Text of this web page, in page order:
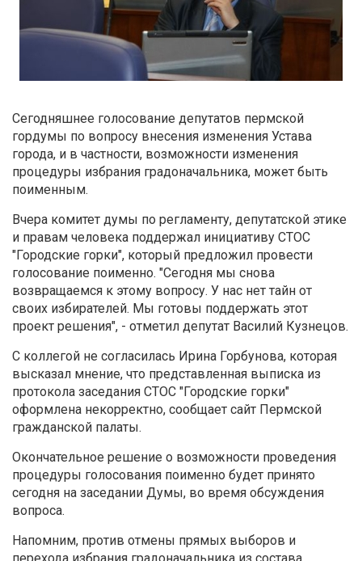
Сегодняшнее голосование депутатов пермской
гордумы по вопросу внесения изменения Устава
города, и в частности, возможности изменения
процедуры избрания градоначальника, может быть
поименным.
Вчера комитет думы по регламенту, депутатской этике
и правам человека поддержал инициативу СТОС
"Городские горки", который предложил провести
голосование поименно. "Сегодня мы снова
возвращаемся к этому вопросу. У нас нет тайн от
своих избирателей. Мы готовы поддержать этот
проект решения", - отметил депутат Василий Кузнецов.
С коллегой не согласилась Ирина Горбунова, которая
высказал мнение, что представленная выписка из
протокола заседания СТОС "Городские горки"
оформлена некорректно, сообщает сайт Пермской
гражданской палаты.
Окончательное решение о возможности проведения
процедуры голосования поименно будет принято
сегодня на заседании Думы, во время обсуждения
вопроса.
Напомним, против отмены прямых выборов и
перехода избрания градоначальника из состава